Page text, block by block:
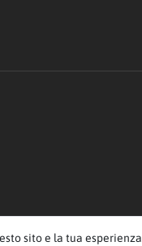
sito e la tua esperienza